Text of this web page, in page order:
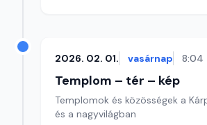
2026. 02. 01. vasárnap 8:04
Templom – tér – kép
Templomok és közösségek a
és a nagyvilágban